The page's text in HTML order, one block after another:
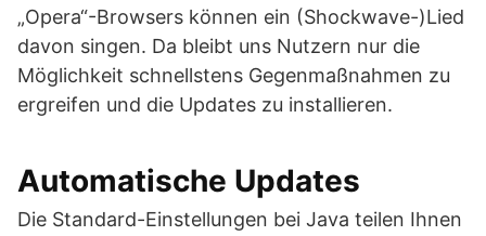
„Opera“-Browsers können ein (Shockwave-)Lied
davon singen. Da bleibt uns Nutzern nur die
Möglichkeit schnellstens Gegenmaßnahmen zu
ergreifen und die Updates zu installieren.
Automatische Updates
Die Standard-Einstellungen bei Java teilen Ihnen